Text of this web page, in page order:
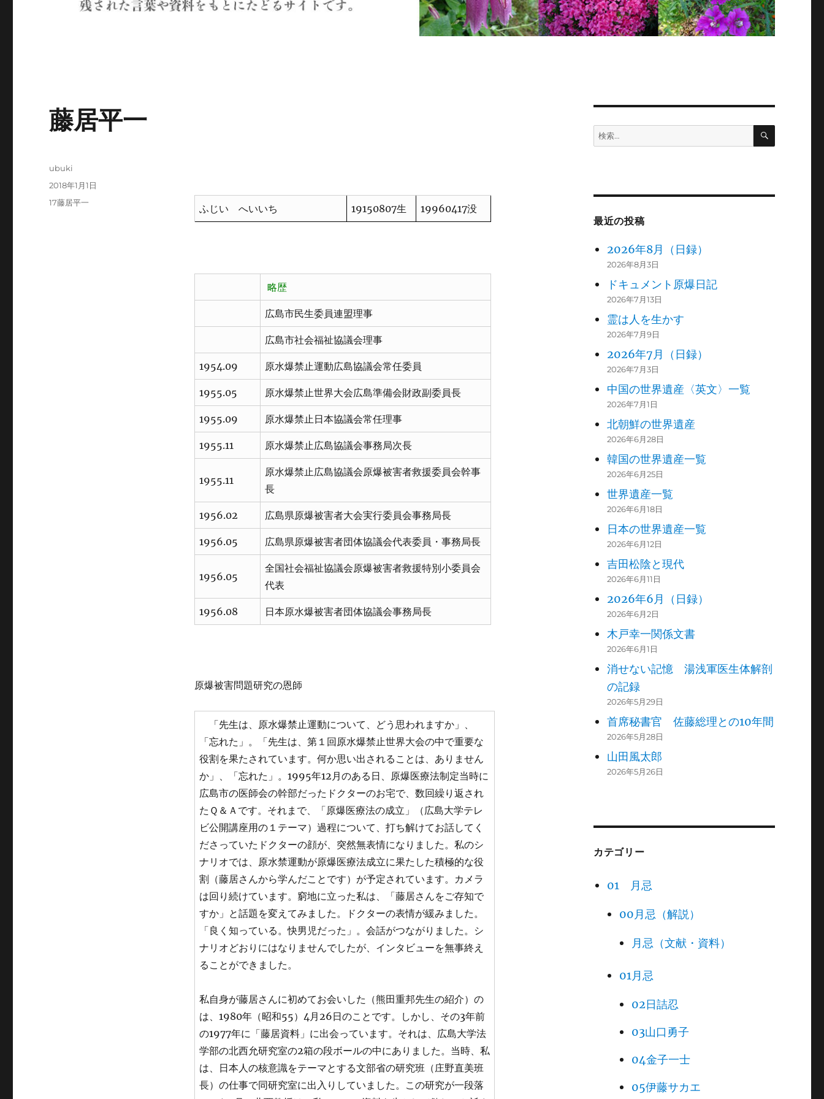
藤居平一
ふじい へいいち 19150807生 19960417没
略歴
広島市民生委員連盟理事
広島市社会福祉協議会理事
1954.09 原水爆禁止運動広島協議会常任委員
1955.05 原水爆禁止世界大会広島準備会財政副委員長
1955.09 原水爆禁止日本協議会常任理事
1955.11 原水爆禁止広島協議会事務局次長
1955.11
原水爆禁止広島協議会原爆被害者救援委員会幹事
長
1956.02 広島県原爆被害者大会実行委員会事務局長
1956.05 広島県原爆被害者団体協議会代表委員・事務局長
1956.05
全国社会福祉協議会原爆被害者救援特別小委員会
代表
1956.08 日本原水爆被害者団体協議会事務局長
原爆被害問題研究の恩師
「先生は、原水爆禁止運動について、どう思われますか」、
「忘れた」。「先生は、第１回原水爆禁止世界大会の中で重要な
役割を果たされています。何か思い出されることは、ありません
か」、「忘れた」。1995年12月のある日、原爆医療法制定当時に
広島市の医師会の幹部だったドクターのお宅で、数回繰り返され
たＱ＆Ａです。それまで、「原爆医療法の成立」（広島大学テレ
ビ公開講座用の１テーマ）過程について、打ち解けてお話してく
ださっていたドクターの顔が、突然無表情になりました。私のシ
ナリオでは、原水禁運動が原爆医療法成立に果たした積極的な役
割（藤居さんから学んだことです）が予定されています。カメラ
は回り続けています。窮地に立った私は、「藤居さんをご存知で
すか」と話題を変えてみました。ドクターの表情が緩みました。
「良く知っている。快男児だった」。会話がつながりました。シ
ナリオどおりにはなりませんでしたが、インタビューを無事終え
ることができました。
私自身が藤居さんに初めてお会いした（熊田重邦先生の紹介）の
は、1980年（昭和55）4月26日のことです。しかし、その3年前
の1977年に「藤居資料」に出会っています。それは、広島大学法
学部の北西允研究室の2箱の段ボールの中にありました。当時、私
は、日本人の核意識をテーマとする文部省の研究班（庄野直美班
長）の仕事で同研究室に出入りしていました。この研究が一段落
投
ubuki
投
2018年1月1日
カ
17藤居平一
検
索:
検
最近の投稿
2026年8月（日録）
2026年8月3日
ドキュメント原爆日記
2026年7月13日
霊は人を生かす
2026年7月9日
2026年7月（日録）
2026年7月3日
中国の世界遺産〈英文〉一覧
2026年7月1日
北朝鮮の世界遺産
2026年6月28日
韓国の世界遺産一覧
2026年6月25日
世界遺産一覧
2026年6月18日
日本の世界遺産一覧
2026年6月12日
吉田松陰と現代
2026年6月11日
2026年6月（日録）
2026年6月2日
木戸幸一関係文書
2026年6月1日
消せない記憶 湯浅軍医生体解剖
の記録
2026年5月29日
首席秘書官 佐藤総理との10年間
2026年5月28日
山田風太郎
2026年5月26日
カテゴリー
01 月忌
00月忌（解説）
月忌（文献・資料）
01月忌
02日詰忍
03山口勇子
04金子一士
05伊藤サカエ